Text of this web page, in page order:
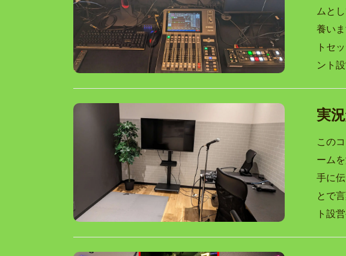
ムと
養い
トセ
ント
実
この
ーム
手に
とで
ト設